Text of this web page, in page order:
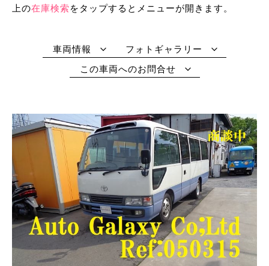
上の在庫検索をタップするとメニューが開きます。
車両情報
フォトギャラリー
この車両へのお問合せ